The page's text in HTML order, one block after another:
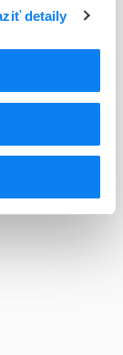
detaily